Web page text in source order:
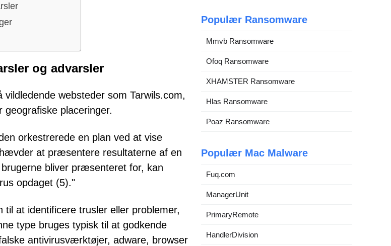
og advarsler
websteder som Tarwils.com,
placeringer.
orkestrerede en plan ved at vise
at præsentere resultaterne af en
bliver præsenteret for, kan
opdaget (5)."
at identificere trusler eller problemer,
type bruges typisk til at godkende
antivirusværktøjer, adware, browser
Populær Ransomware
Mmvb Ransomware
Ofoq Ransomware
XHAMSTER Ransomware
Hlas Ransomware
Poaz Ransomware
Populær Mac Malware
Fuq.com
ManagerUnit
PrimaryRemote
HandlerDivision